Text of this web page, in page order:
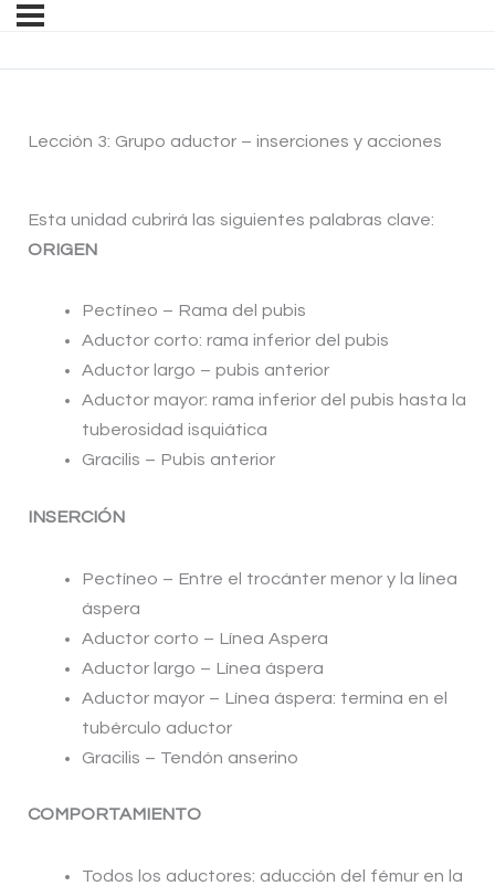
Lección 3: Grupo aductor – inserciones y acciones
Esta unidad cubrirá las siguientes palabras clave:
ORIGEN
Pectíneo – Rama del pubis
Aductor corto: rama inferior del pubis
Aductor largo – pubis anterior
Aductor mayor: rama inferior del pubis hasta la
tuberosidad isquiática
Gracilis – Pubis anterior
INSERCIÓN
Pectíneo – Entre el trocánter menor y la línea
áspera
Aductor corto – Línea Aspera
Aductor largo – Línea áspera
Aductor mayor – Línea áspera: termina en el
tubérculo aductor
Gracilis – Tendón anserino
COMPORTAMIENTO
Todos los aductores: aducción del fémur en la